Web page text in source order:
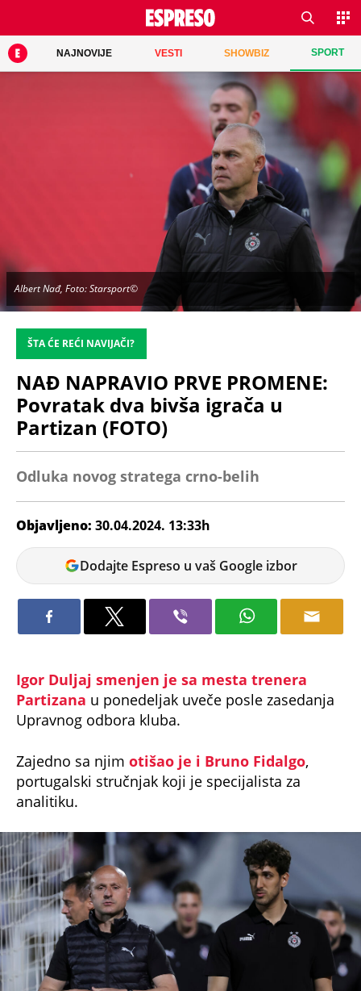
NAJNOVIJE VESTI SHOWBIZ SPORT
Albert Nađ, Foto: Starsport©
ŠTA ĆE REĆI NAVIJAČI?
NAĐ NAPRAVIO PRVE PROMENE:
Povratak dva bivša igrača u
Partizan (FOTO)
Odluka novog stratega crno-belih
Objavljeno: 30.04.2024. 13:33h
Veljko
Petrovic
Dodajte Espreso u vaš Google izbor
Igor Duljaj smenjen je sa mesta trenera
Partizana u ponedeljak uveče posle zasedanja
Upravnog odbora kluba.
Zajedno sa njim otišao je i Bruno Fidalgo,
portugalski stručnjak koji je specijalista za
analitiku.